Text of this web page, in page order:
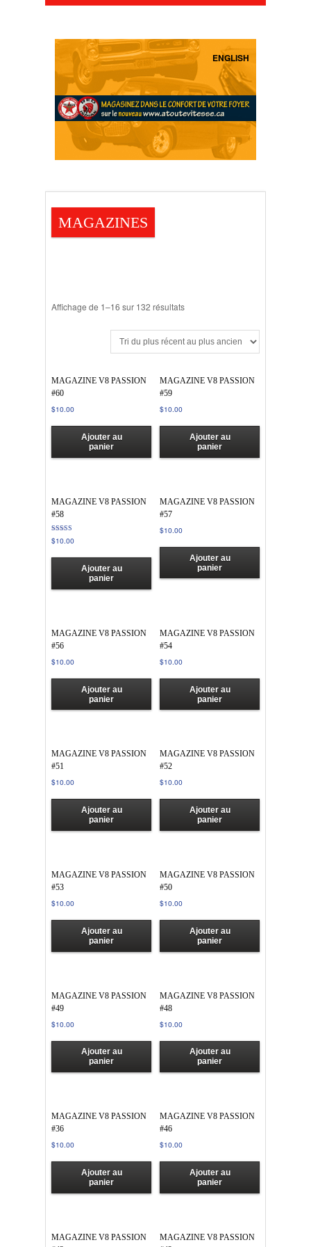
ENGLISH
MAGAZINES
Affichage de 1–16 sur 132 résultats
MAGAZINE V8 PASSION
#60
$10.00
Ajouter au
panier
MAGAZINE V8 PASSION
#59
$10.00
Ajouter au
panier
MAGAZINE V8 PASSION
#58
Note
4.00
$10.00
Ajouter au
panier
MAGAZINE V8 PASSION
#57
$10.00
Ajouter au
panier
MAGAZINE V8 PASSION
#56
$10.00
Ajouter au
panier
MAGAZINE V8 PASSION
#54
$10.00
Ajouter au
panier
MAGAZINE V8 PASSION
#51
$10.00
Ajouter au
panier
MAGAZINE V8 PASSION
#52
$10.00
Ajouter au
panier
MAGAZINE V8 PASSION
#53
$10.00
Ajouter au
panier
MAGAZINE V8 PASSION
#50
$10.00
Ajouter au
panier
MAGAZINE V8 PASSION
#49
$10.00
Ajouter au
panier
MAGAZINE V8 PASSION
#48
$10.00
Ajouter au
panier
MAGAZINE V8 PASSION
#36
$10.00
Ajouter au
panier
MAGAZINE V8 PASSION
#46
$10.00
Ajouter au
panier
MAGAZINE V8 PASSION
MAGAZINE V8 PASSION